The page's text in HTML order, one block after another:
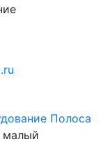
Полоса
малый